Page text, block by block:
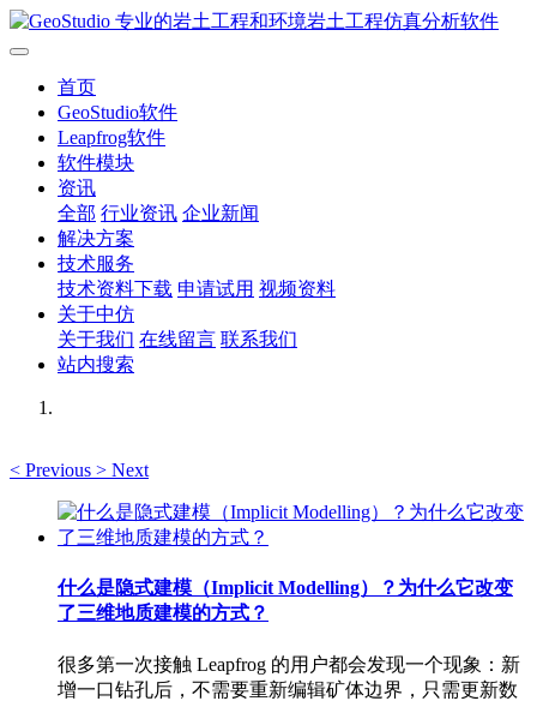
首页
GeoStudio软件
Leapfrog软件
软件模块
资讯
全部 行业资讯 企业新闻
解决方案
技术服务
技术资料下载 申请试用 视频资料
关于中仿
关于我们 在线留言 联系我们
站内搜索
< Previous > Next
什么是隐式建模（Implicit Modelling）？为什么它改变
了三维地质建模的方式？
很多第一次接触 Leapfrog 的用户都会发现一个现象：新
增一口钻孔后，不需要重新编辑矿体边界，只需更新数